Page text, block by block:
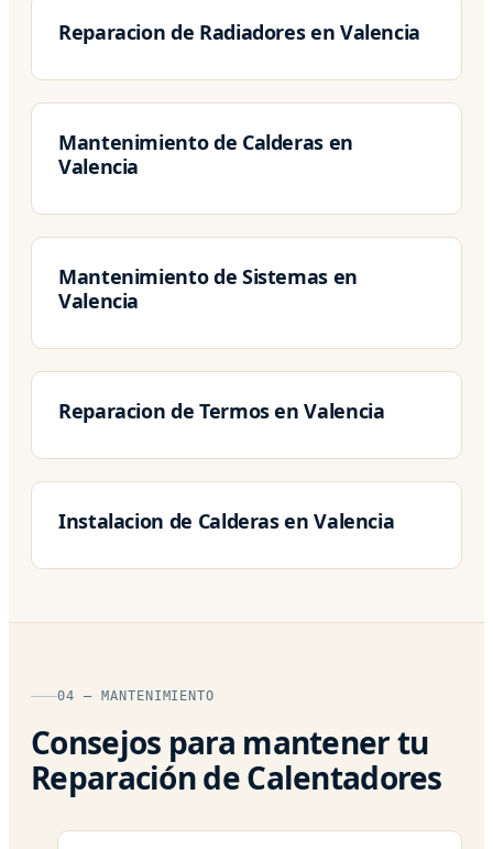
Reparacion de Radiadores en Valencia
Mantenimiento de Calderas en
Valencia
Mantenimiento de Sistemas en
Valencia
Reparacion de Termos en Valencia
Instalacion de Calderas en Valencia
04 — MANTENIMIENTO
Consejos para mantener tu
Reparación de Calentadores